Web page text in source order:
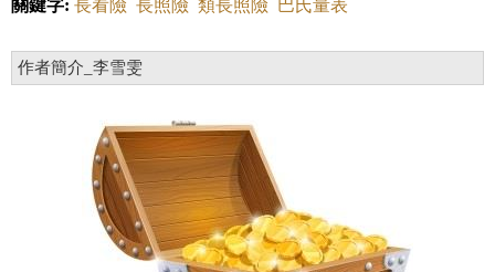
關鍵字: 長看險 長照險 類長照險 巴氏量表
作者簡介_李雪雯